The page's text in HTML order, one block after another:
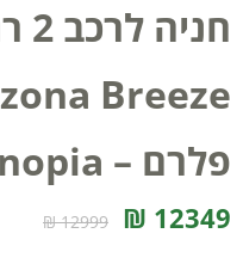
פלרם – Canopia
12349 ₪
12999 ₪